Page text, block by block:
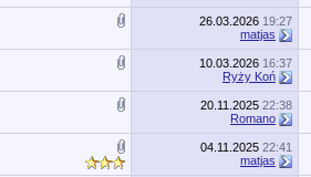
26.03.2026 19:27
matjas
10.03.2026 16:37
Ryży Koń
20.11.2025 22:38
Romano
04.11.2025 22:41
matjas